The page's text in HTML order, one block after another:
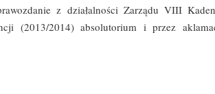
z działalności Zarządu VIII
(2013/2014) absolutorium i przez